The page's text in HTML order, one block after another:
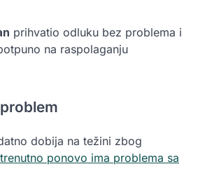
prihvatio odluku bez problema i
na raspolaganju
dobija na težini zbog
trenutno ponovo ima problema sa